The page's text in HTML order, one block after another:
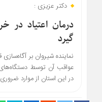
دکتر عزیزی :
درمان اعتیاد در
گیرد
نماینده شیروان بر
عواقب آن توسط
در این استان از موارد